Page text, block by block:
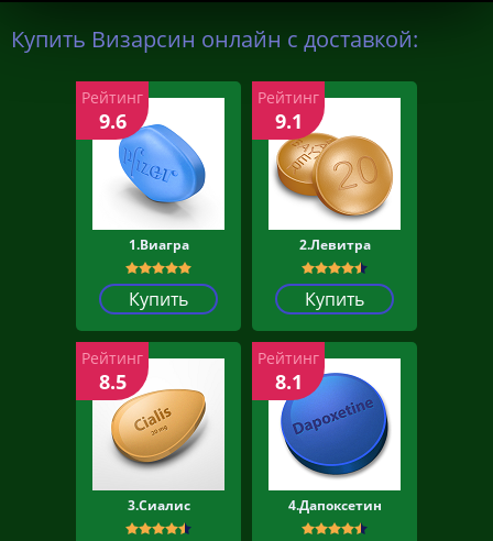
Купить Визарсин онлайн с доставкой:
1.Виагра
Купить
Рейтинг
9.6
2.Левитра
Купить
Рейтинг
9.1
3.Сиалис
Рейтинг
8.5
4.Дапоксетин
Рейтинг
8.1